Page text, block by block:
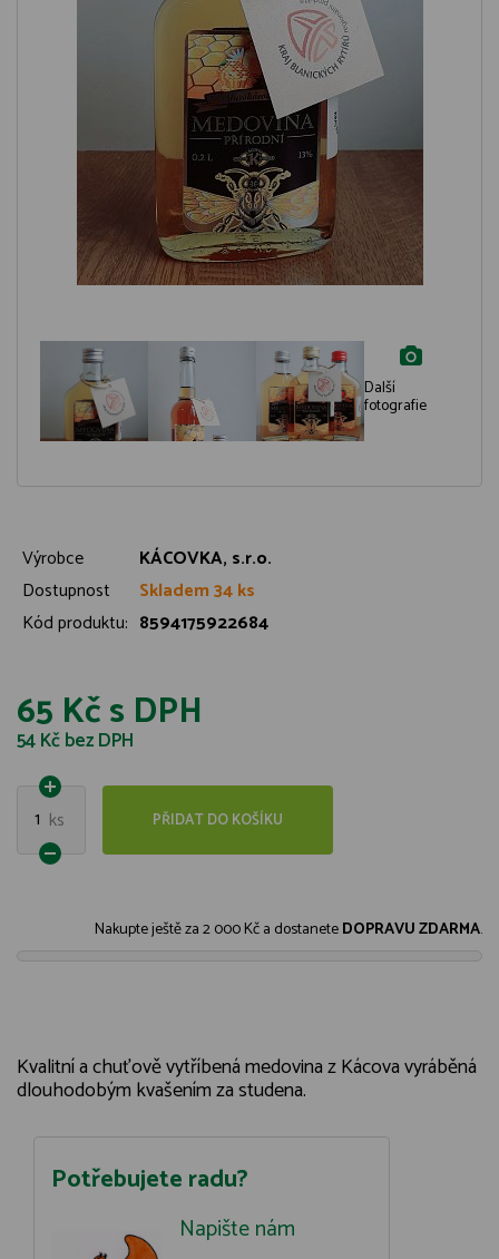
Další
fotografie
Výrobce
KÁCOVKA, s.r.o.
Dostupnost
Skladem 34 ks
Kód produktu: 8594175922684
65 Kčs DPH
54 Kčbez DPH
1 ks PŘIDAT DO KOŠÍKU
Nakupte ještě za2 000 Kča dostaneteDOPRAVU ZDARMA.
Kvalitní a chuťově vytříbená medovina z Kácova vyráběná
dlouhodobým kvašením za studena.
Potřebujete radu?
Napište nám